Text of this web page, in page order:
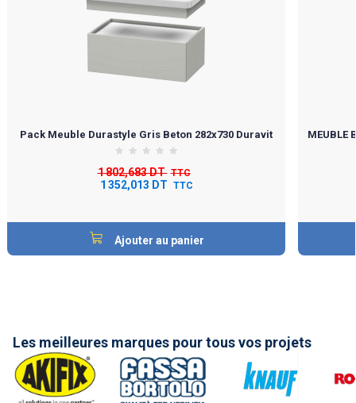
Pack Meuble Durastyle Gris Beton 282x730 Duravit
1 802,683 DT TTC
1 352,013 DT TTC
Ajouter au panier
MEUBLE
Les meilleures marques pour tous vos projets